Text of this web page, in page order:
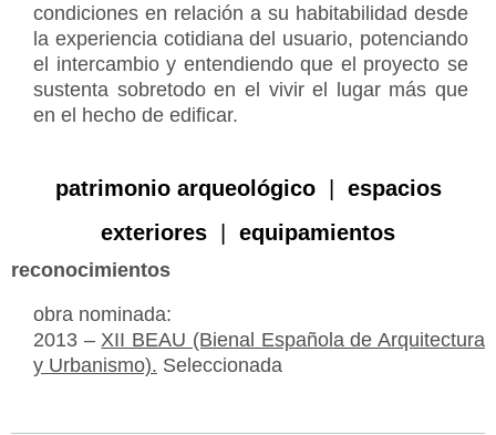
condiciones en relación a su habitabilidad desde
la experiencia cotidiana del usuario, potenciando
el intercambio y entendiendo que el proyecto se
sustenta sobretodo en el vivir el lugar más que
en el hecho de edificar.
patrimonio arqueológico| espacios
exteriores
equipamientos
reconocimientos
obra nominada:
2013 – XII BEAU (Bienal Española de Arquitectura
y Urbanismo). Seleccionada